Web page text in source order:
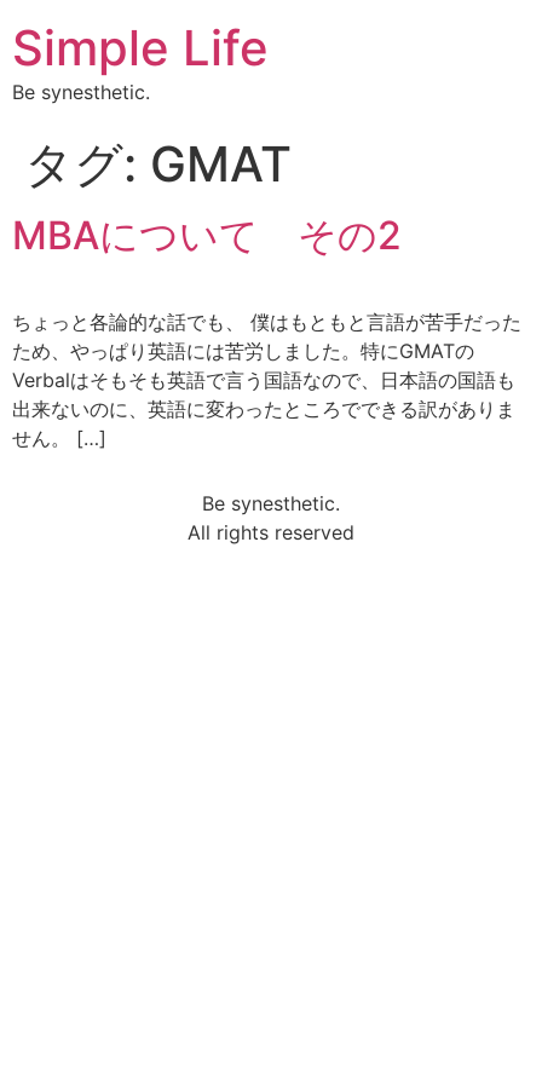
Simple Life
Be synesthetic.
タグ: GMAT
MBAについて その2
ちょっと各論的な話でも、 僕はもともと言語が苦手だった
ため、やっぱり英語には苦労しました。特にGMATの
Verbalはそもそも英語で言う国語なので、日本語の国語も
出来ないのに、英語に変わったところでできる訳がありま
せん。 […]
Be synesthetic.
All rights reserved